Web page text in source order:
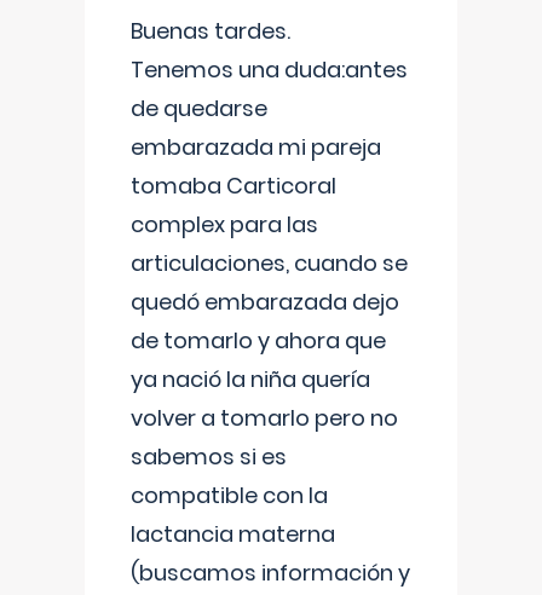
Buenas tardes.
Tenemos una duda:antes
de quedarse
embarazada mi pareja
tomaba Carticoral
complex para las
articulaciones, cuando se
quedó embarazada dejo
de tomarlo y ahora que
ya nació la niña quería
volver a tomarlo pero no
sabemos si es
compatible con la
lactancia materna
(buscamos información y